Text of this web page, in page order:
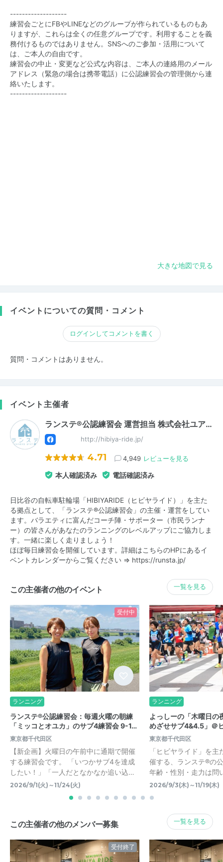
-------------------
練習会ごとにFBやLINEなどのグループが作られているものもあ
りますが、これらは全くの任意グループです。利用することを義
務付けるものではありません。SNSへのご参加・活用について
は、ご本人の自由です。
練習会の中止・変更など公式な内容は、ご本人の連絡用のメール
アドレス（緊急の場合は携帯電話）に公認練習会の管理側から連
絡いたします。
-------------------
大きな地図で見る
イベントについての質問・コメント
ログインしてコメントを書く
質問・コメントはありません。
イベント主催者
ランステ®公認練習会 運営担当 株式会社ユア…
http://hibiya-ride.jp/
4.71 4,949 レビューを見る
本人確認済み 電話確認済み
日比谷の自転車駐輪場「HIBIYARIDE（ヒビヤライド）」を主た
る拠点として、「ランステ®公認練習会」の主催・運営をしてい
ます。バラエティに富んだコーチ陣・サポーター（市民ランナ
ー）の皆さんがあなたのランニングのレベルアップにご協力しま
す。一緒に楽しく走りましょう！
ほぼ毎日練習会を開催しています。詳細はこちらのHPにあるイ
ベントカレンダーからご覧ください ⇒ https://runsta.jp/
この主催者の他のイベント 一覧を見る
受付中
ランニング
ランステ®公認練習会：毎週火曜の朝練
「ミッコとオユカ」のサブ4練習会 9-1…
東京都千代田区
【新企画】火曜日の午前中に通期で開催
する練習会です。 「いつかサブ4を達成
したい！」「一人だとなかなか追い込…
2026/9/1(火)～11/24(火)
ランニング
よっしーの「木曜日の
めざせサブ4&4.5」＠
東京都千代田区
「ヒビヤライド」を
催する、ランステ®の
年齢・性別・走力は問
2026/9/3(木)～11/19(木)
この主催者の他のメンバー募集 一覧を見る
受付終了